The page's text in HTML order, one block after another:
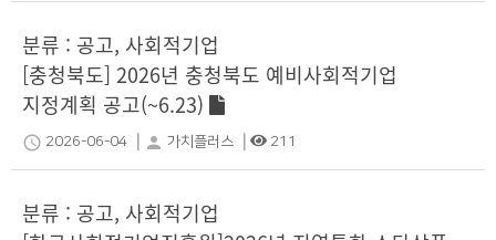
분류 : 공고, 사회적기업
[충청북도] 2026년 충청북도 예비사회적기업
지정계획 공고(~6.23)
schedule 2026-06-04 | person 가치플러스 | 211
분류 : 공고, 사회적기업